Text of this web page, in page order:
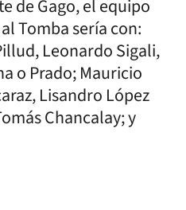
de Gago, el equipo
Tomba sería con:
Leonardo Sigali,
o Prado; Mauricio
Lisandro López
Chancalay; y